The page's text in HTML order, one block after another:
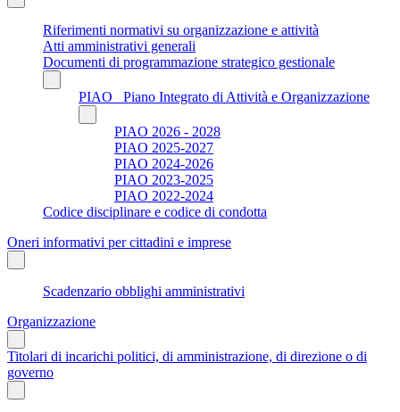
Riferimenti normativi su organizzazione e attività
Atti amministrativi generali
Documenti di programmazione strategico gestionale
PIAO_ Piano Integrato di Attività e Organizzazione
PIAO 2026 - 2028
PIAO 2025-2027
PIAO 2024-2026
PIAO 2023-2025
PIAO 2022-2024
Codice disciplinare e codice di condotta
Oneri informativi per cittadini e imprese
Scadenzario obblighi amministrativi
Organizzazione
Titolari di incarichi politici, di amministrazione, di direzione o di
governo